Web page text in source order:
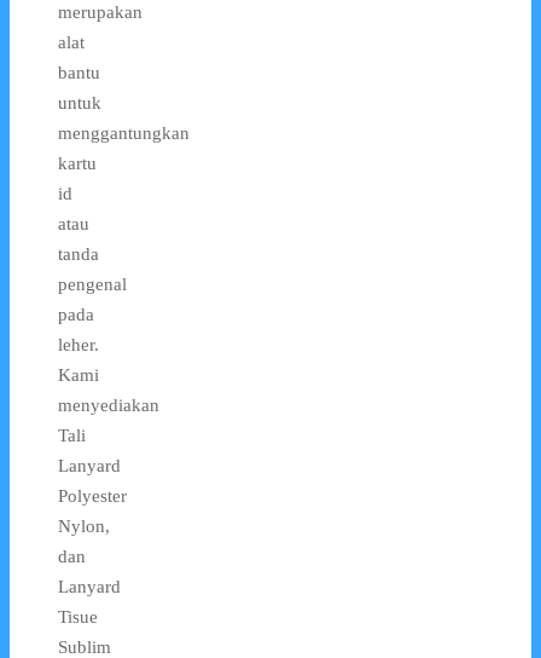
merupakan
alat
bantu
untuk
menggantungkan
kartu
id
atau
tanda
pengenal
pada
leher.
Kami
menyediakan
Tali
Lanyard
Polyester
Nylon,
dan
Lanyard
Tisue
Sublim